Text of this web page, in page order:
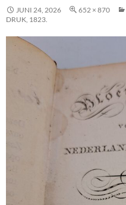
JUNI 24, 2026 652 × 870
DRUK, 1823.